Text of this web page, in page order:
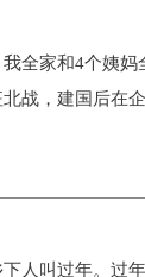
全家和4个姨妈
战，建国后在
叫过年。过年